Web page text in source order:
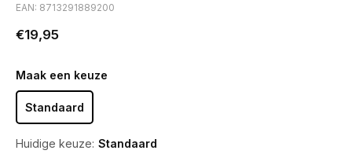
EAN: 8713291889200
€19,95
Maak een keuze
Standaard
Huidige keuze: Standaard